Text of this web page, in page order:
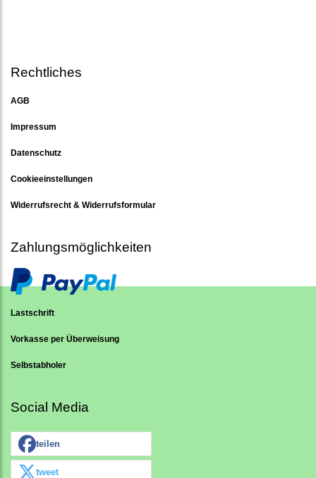
Rechtliches
AGB
Impressum
Datenschutz
Cookieeinstellungen
Widerrufsrecht & Widerrufsformular
Zahlungsmöglichkeiten
Lastschrift
Vorkasse per Überweisung
Selbstabholer
Social Media
teilen
tweet